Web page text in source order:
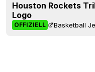
Houston Rockets
Logo
OFFIZIELL Basketball